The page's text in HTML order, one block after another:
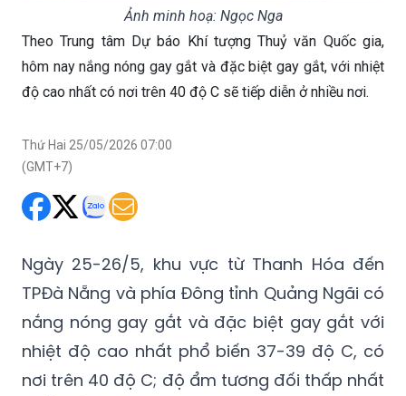
Ảnh minh hoạ: Ngọc Nga
Theo Trung tâm Dự báo Khí tượng Thuỷ văn Quốc gia,
hôm nay nắng nóng gay gắt và đặc biệt gay gắt, với nhiệt
độ cao nhất có nơi trên 40 độ C sẽ tiếp diễn ở nhiều nơi.
Thứ Hai 25/05/2026 07:00
(GMT+7)
Ngày 25-26/5, khu vực từ Thanh Hóa đến
TPĐà Nẵng và phía Đông tỉnh Quảng Ngãi có
nắng nóng gay gắt và đặc biệt gay gắt với
nhiệt độ cao nhất phổ biến 37-39 độ C, có
nơi trên 40 độ C; độ ẩm tương đối thấp nhất